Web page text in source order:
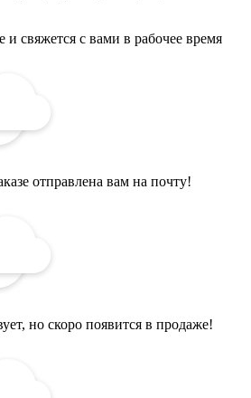
и свяжется с вами в рабочее время
отправлена вам на почту!
но скоро появится в продаже!